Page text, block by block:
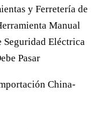
y Ferretería de
Manual
Eléctrica
Pasar
China-